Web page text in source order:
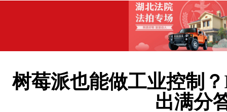
树莓派也能做工业控制
出满分